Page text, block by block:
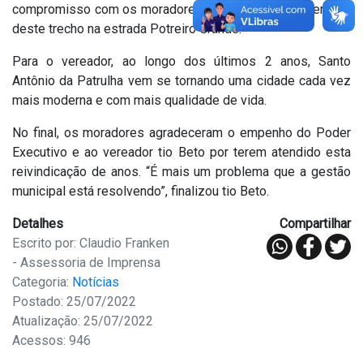
compromisso com os moradores da região de recuperação
deste trecho na estrada Potreiro Grande.
Para o vereador, ao longo dos últimos 2 anos, Santo
Antônio da Patrulha vem se tornando uma cidade cada vez
mais moderna e com mais qualidade de vida.
No final, os moradores agradeceram o empenho do Poder
Executivo e ao vereador tio Beto por terem atendido esta
reivindicação de anos. “É mais um problema que a gestão
municipal está resolvendo”, finalizou tio Beto.
Detalhes
Escrito por: Claudio Franken
- Assessoria de Imprensa
Categoria: Notícias
Postado: 25/07/2022
Atualização: 25/07/2022
Acessos: 946
Compartilhar